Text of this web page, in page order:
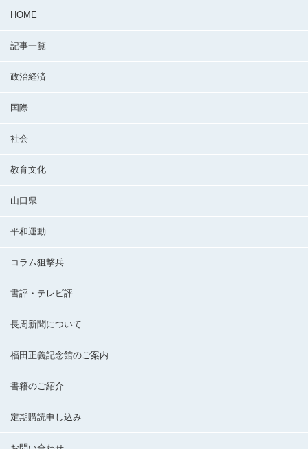
HOME
記事一覧
政治経済
国際
社会
教育文化
山口県
平和運動
コラム狙撃兵
書評・テレビ評
長周新聞について
福田正義記念館のご案内
書籍のご紹介
定期購読申し込み